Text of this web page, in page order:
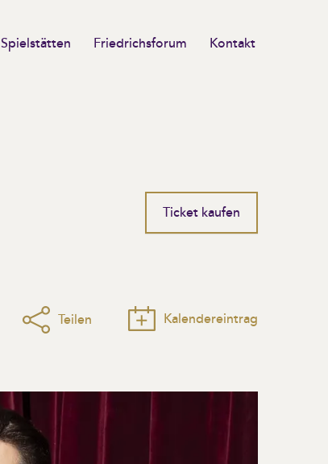
Spielstätten Friedrichsforum Kontakt
Ticket kaufen
Teilen Kalendereintrag